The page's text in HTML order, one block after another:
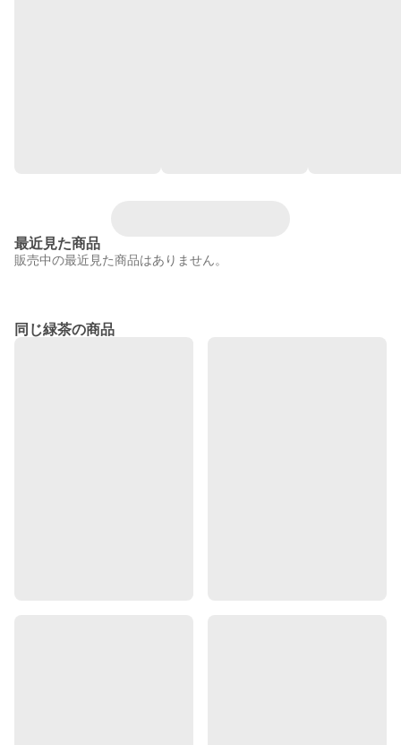
最近見た商品
販売中の最近見た商品はありません。
同じ緑茶の商品